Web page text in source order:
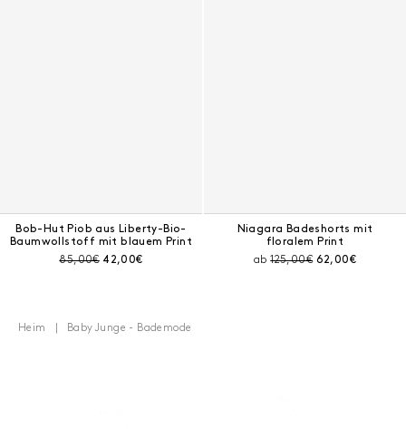
Bob-Hut Piob aus Liberty-Bio-
Baumwollstoff mit blauem Print
Preis vor Rabatt:
85,00€ Aktueller Preis:
42,00€
Niagara Badeshorts mit
floralem Print
abPreis vor Rabatt:
125,00€ Aktueller Preis:
62,00€
Heim Baby Junge - Bademode